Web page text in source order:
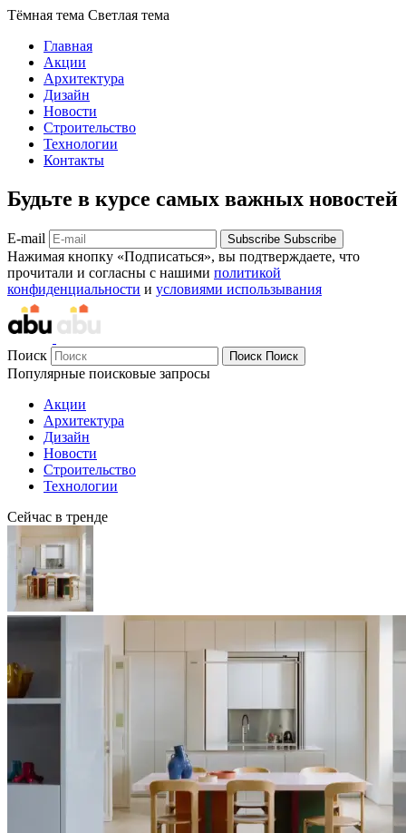
Тёмная тема Светлая тема
Главная
Акции
Архитектура
Дизайн
Новости
Строительство
Технологии
Контакты
Будьте в курсе самых важных новостей
E-mail Subscribe Subscribe
Нажимая кнопку «Подписаться», вы подтверждаете, что
прочитали и согласны с нашими политикой
конфиденциальности и условиями использывания
Поиск Поиск Поиск
Популярные поисковые запросы
Акции
Архитектура
Дизайн
Новости
Строительство
Технологии
Сейчас в тренде